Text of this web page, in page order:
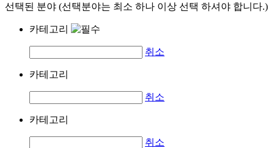
선택된 분야 (선택분야는 최소 하나 이상 선택 하셔야 합니다.)
카테고리
취소
카테고리
취소
카테고리
취소